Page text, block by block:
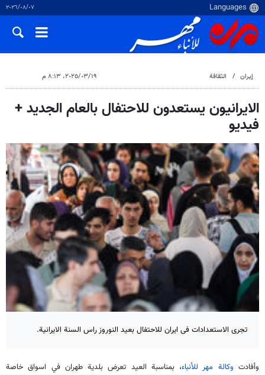
٠٧‏/٠٨‏/٢٠٢٦
إيران الثقافة ١٩‏/٠٣‏/٢٠٢٥، ٨:١٣ م
الايرانيون يستعدون للاحتفال بالعام الجديد +
فيديو
تجری الاستعدادات فی ایران للاحتفال بعيد النوروز راس السنة الايرانية.
وأفادت وكالة مهر للأنباء، بمناسبة العيد تعرض بلدية طهران في اسواق خاصة